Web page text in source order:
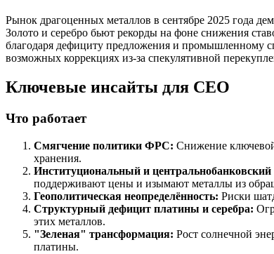
Рынок драгоценных металлов в сентябре 2025 года
Золото и серебро бьют рекорды на фоне снижения
благодаря дефициту предложения и промышленному
возможных коррекциях из-за спекулятивной
Ключевые инсайты для СЕО
Что работает
Смягчение политики ФРС: Снижение ключевой
хранения.
Институциональный и центральнобанковский
поддерживают цены и изымают металлы из
Геополитическая неопределённость: Риски
Структурный дефицит платины и серебра:
этих металлов.
"Зеленая" трансформация: Рост солнечной
платины.